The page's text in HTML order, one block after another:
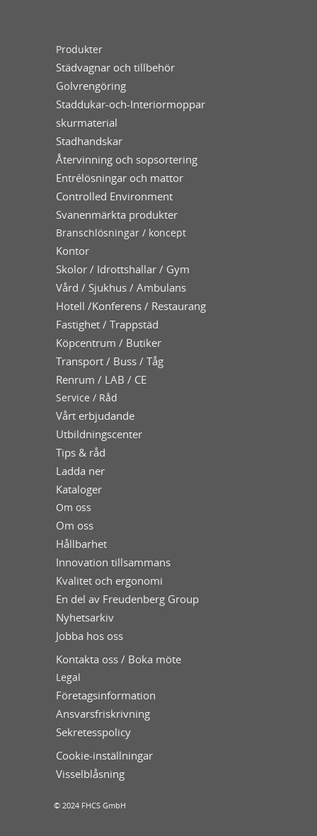
Produkter
Städvagnar och tillbehör
Golvrengöring
Staddukar-och-Interiormoppar
skurmaterial
Stadhandskar
Återvinning och sopsortering
Entrélösningar och mattor
Controlled Environment
Svanenmärkta produkter
Branschlösningar / koncept
Kontor
Skolor / Idrottshallar / Gym
Vård / Sjukhus / Ambulans
Hotell /Konferens / Restaurang
Fastighet / Trappstäd
Köpcentrum / Butiker
Transport / Buss / Tåg
Renrum / LAB / CE
Service / Råd
Vårt erbjudande
Utbildningscenter
Tips & råd
Ladda ner
Kataloger
Om oss
Om oss
Hållbarhet
Innovation tillsammans
Kvalitet och ergonomi
En del av Freudenberg Group
Nyhetsarkiv
Jobba hos oss
Kontakta oss / Boka möte
Legal
Företagsinformation
Ansvarsfriskrivning
Sekretesspolicy
Cookie-inställningar
Visselblåsning
© 2024 FHCS GmbH